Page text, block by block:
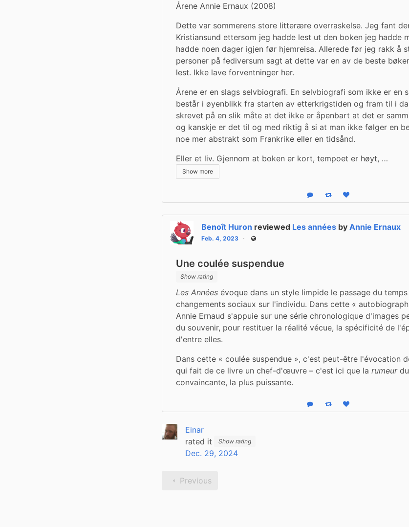
Årene Annie Ernaux (2008)
Dette var sommerens store litterære overraskelse. Jeg fant
Kristiansund ettersom jeg hadde lest ut den boken jeg hadde
hadde noen dager igjen før hjemreisa. Allerede før jeg rakk å
personer på fediversum sagt at dette var en av de beste
lest. Ikke lave forventninger her.
Årene er en slags selvbiografi. En selvbiografi som ikke er en
består i øyenblikk fra starten av etterkrigstiden og fram til i
skrevet på en slik måte at det ikke er åpenbart at det er
og kanskje er det til og med riktig å si at man ikke følger en
noe mer abstrakt som Frankrike eller en tidsånd.
Eller et liv. Gjennom at boken er kort, tempoet er høyt, …
Show more
Reply Boost statusLike status
Benoît Huron reviewed Les années byAnnie Ernaux
Feb. 4, 2023 Public
Une coulée suspendue
Show rating
Les Années évoque dans un style limpide le passage du
changements sociaux sur l'individu. Dans cette «
Annie Ernaud s'appuie sur une série chronologique d'images
du souvenir, pour restituer la réalité vécue, la spécificité de
d'entre elles.
Dans cette « coulée suspendue », c'est peut-être l'évocation
qui fait de ce livre un chef-d'œuvre – c'est ici que la rumeur du
convaincante, la plus puissante.
Reply Boost statusLike status
Einar
rated it
Show rating
Dec. 29, 2024
Previous